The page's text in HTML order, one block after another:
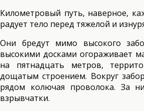
Километровый путь, наверное,
радует тело перед тяжелой и
Они бредут мимо высокого
высокими досками огораживает
на пятнадцать метров,
дощатым строением. Вокруг
рядом колючая проволока. За
взрывчатки.